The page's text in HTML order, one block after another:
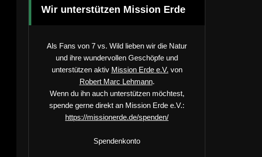
Wir unterstützen Mission Erde
Als Fans von 7 vs. Wild lieben wir die Natur
und ihre wundervollen Geschöpfe und
unterstützen aktiv Mission Erde e.V. von
Robert Marc Lehmann.
Wenn du ihn auch unterstützen möchtest,
spende gerne direkt an Mission Erde e.V.:
https://missionerde.de/spenden/
Spendenkonto